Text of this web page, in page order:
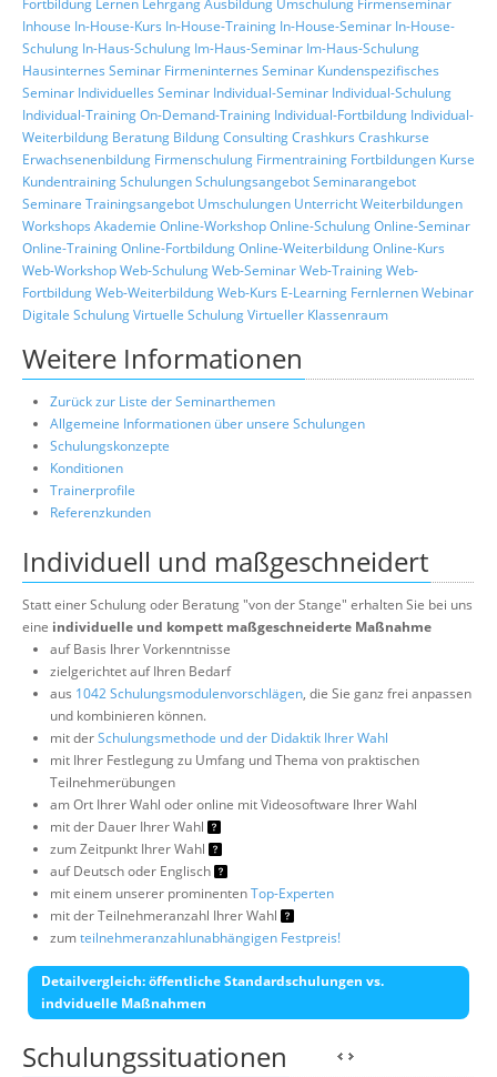
Fortbildung Lernen LehrgangAusbildung Umschulung Firmenseminar
Inhouse In-House-Kurs In-House-Training In-House-Seminar In-House-
Schulung In-Haus-Schulung Im-Haus-Seminar Im-Haus-Schulung
Hausinternes Seminar Firmeninternes Seminar Kundenspezifisches
Seminar Individuelles Seminar Individual-Seminar Individual-Schulung
Individual-TrainingOn-Demand-Training Individual-Fortbildung Individual-
Weiterbildung Beratung BildungConsultingCrashkurs Crashkurse
Erwachsenenbildung Firmenschulung Firmentraining Fortbildungen Kurse
KundentrainingSchulungenSchulungsangebotSeminarangebot
Seminare Trainingsangebot Umschulungen UnterrichtWeiterbildungen
Workshops Akademie Online-WorkshopOnline-SchulungOnline-Seminar
Online-TrainingOnline-FortbildungOnline-WeiterbildungOnline-Kurs
Web-WorkshopWeb-SchulungWeb-SeminarWeb-TrainingWeb-
FortbildungWeb-WeiterbildungWeb-Kurs E-Learning FernlernenWebinar
Digitale SchulungVirtuelle SchulungVirtueller Klassenraum
Weitere Informationen
Zurück zur Liste der Seminarthemen
Allgemeine Informationen über unsere Schulungen
Schulungskonzepte
Konditionen
Trainerprofile
Referenzkunden
Individuell und maßgeschneidert
Statt einer Schulung oder Beratung "von der Stange" erhalten Sie bei uns
eine individuelle und kompett maßgeschneiderte Maßnahme
auf Basis Ihrer Vorkenntnisse
zielgerichtet auf Ihren Bedarf
aus 1042 Schulungsmodulenvorschlägen, die Sie ganz frei anpassen
und kombinieren können.
mit derSchulungsmethode und der Didaktik Ihrer Wahl
mit Ihrer Festlegung zu Umfang und Thema von praktischen
Teilnehmerübungen
am Ort Ihrer Wahl oder online mit Videosoftware Ihrer Wahl
mit der Dauer Ihrer Wahl
zum Zeitpunkt Ihrer Wahl
auf Deutsch oder Englisch
mit einem unserer prominentenTop-Experten
mit der Teilnehmeranzahl Ihrer Wahl
zumteilnehmeranzahlunabhängigen Festpreis!
Detailvergleich: öffentliche Standardschulungen vs.
indviduelle Maßnahmen
Schulungssituationen